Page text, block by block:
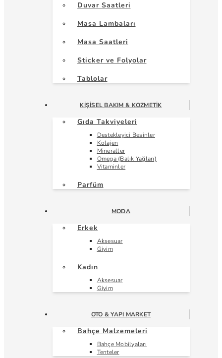
Duvar Saatleri
Masa Lambaları
Masa Saatleri
Sticker ve Folyolar
Tablolar
KIŞISEL BAKIM & KOZMETIK
Gıda Takviyeleri
Destekleyici Besinler
Kolajen
Mineraller
Omega (Balık Yağları)
Vitaminler
Parfüm
MODA
Erkek
Aksesuar
Giyim
Kadın
Aksesuar
Giyim
OTO & YAPI MARKET
Bahçe Malzemeleri
Bahçe Mobilyaları
Tenteler